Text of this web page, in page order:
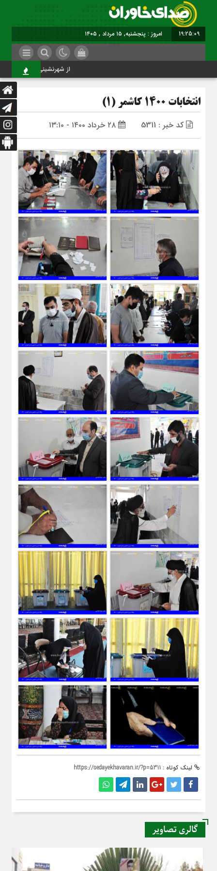
19:25:10 امروز : پنجشنبه, ۱۵ مرداد , ۱۴۰۵
از شهرنشینی تا شهروندی
انتخابات 1400 کاشمر (1)
کد خبر : 5311
لینک کوتاه : https://sedayekhavaran.ir/?p=5311
گالری تصاویر